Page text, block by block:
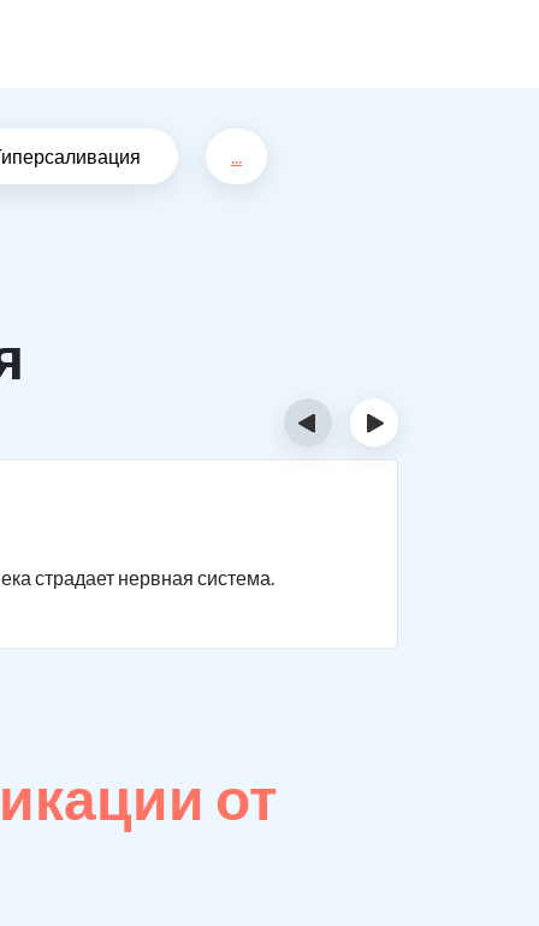
...
страдает нервная система.
‹ ›
от